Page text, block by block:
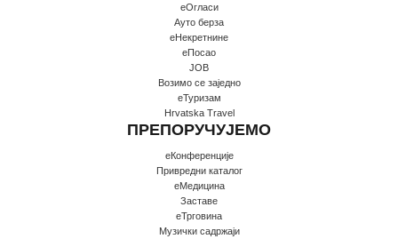
еОгласи
Ауто берза
еНекретнине
еПосао
JOB
Возимо се заједно
еТуризам
Hrvatska Travel
ПРЕПОРУЧУЈЕМО
еКонференције
Привредни каталог
еМедицина
Заставе
еТрговина
Музички садржаји